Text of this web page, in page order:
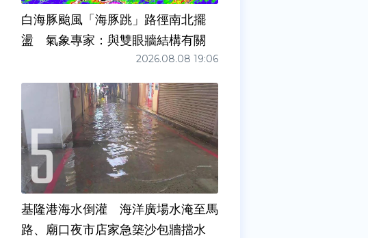
白海豚颱風「海豚跳」路徑南北擺
盪 氣象專家：與雙眼牆結構有關
2026.08.08 19:06
基隆港海水倒灌 海洋廣場水淹至馬
路、廟口夜市店家急築沙包牆擋水